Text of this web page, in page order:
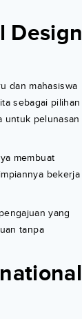
Design
dan mahasiswa
sebagai pilihan
untuk pelunasan
membuat
bekerja
yang
tanpa